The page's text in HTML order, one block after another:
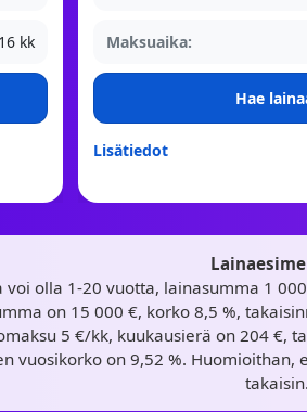
kk Maksuaika:
Hae
Lisätiedot
voi olla 1-20 vuotta, lainasumma 1
on 15 000 €, korko 8,5 %,
5 €/kk, kuukausierä on 204 €,
vuosikorko on 9,52 %.
takaisin.